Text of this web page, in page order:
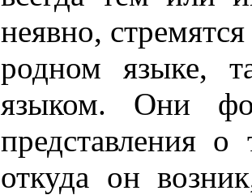
неявно,
родном языке,
языком. Они
представления
откуда он